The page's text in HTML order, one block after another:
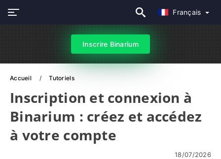
Français
Inscrire Binarium
Accueil Tutoriels
Inscription et connexion à
Binarium : créez et accédez
à votre compte
18/07/2026